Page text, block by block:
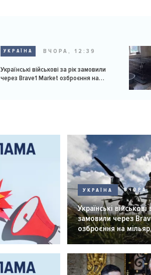
УКРАЇНА ВЧОРА, 12:39
Українські військові за рік замовили
через Brave1 Market озброєння на
УКРАЇНА ВЧОРА,
Українські військові
замовили через
озброєння на